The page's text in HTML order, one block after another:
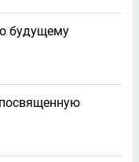
будущему
посвященную